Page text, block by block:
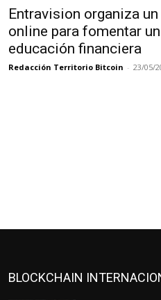
Entravision organiza
online para fomentar
educación financiera
Redacción Territorio Bitcoin - 23/05/
BLOCKCHAIN